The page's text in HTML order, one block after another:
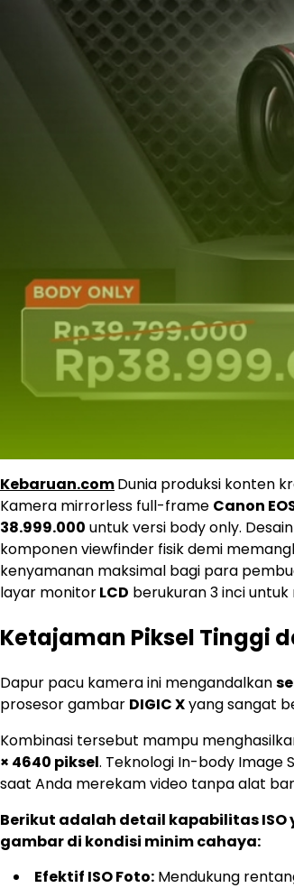
Kebaruan.comDunia produksi konten
Kamera mirrorless full-frame Canon
38.999.000 untuk versi body only.
komponen viewfinder fisik demi
kenyamanan maksimal bagi para
layar monitorLCD berukuran 3 inci
Ketajaman Piksel Tinggi
Dapur pacu kamera ini mengandalkan
prosesor gambar DIGIC Xyang sangat
Kombinasi tersebut mampu
× 4640 piksel. Teknologi In-body Image
saat Anda merekam video tanpa alat
Berikut adalah detail kapabilitas
gambar di kondisi minim cahaya:
Efektif ISO Foto: Mendukung